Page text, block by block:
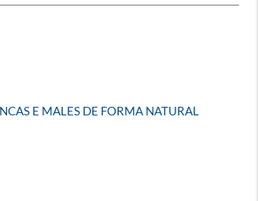
E MALES DE FORMA NATURAL